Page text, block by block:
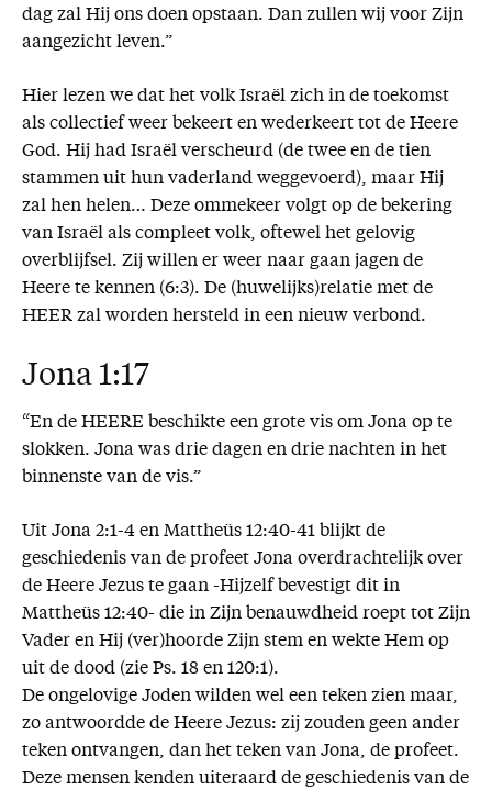
dag zal Hij ons doen opstaan. Dan zullen wij voor Zijn
aangezicht leven.”
Hier lezen we dat het volk Israël zich in de toekomst
als collectief weer bekeert en wederkeert tot de Heere
God. Hij had Israël verscheurd (de twee en de tien
stammen uit hun vaderland weggevoerd), maar Hij
zal hen helen… Deze ommekeer volgt op de bekering
van Israël als compleet volk, oftewel het gelovig
overblijfsel. Zij willen er weer naar gaan jagen de
Heere te kennen (6:3). De (huwelijks)relatie met de
HEER zal worden hersteld in een nieuw verbond.
Jona 1:17
“En de HEERE beschikte een grote vis om Jona op te
slokken. Jona was drie dagen en drie nachten in het
binnenste van de vis.”
Uit Jona 2:1-4 en Mattheüs 12:40-41 blijkt de
geschiedenis van de profeet Jona overdrachtelijk over
de Heere Jezus te gaan -Hijzelf bevestigt dit in
Mattheüs 12:40- die in Zijn benauwdheid roept tot Zijn
Vader en Hij (ver)hoorde Zijn stem en wekte Hem op
uit de dood (zie Ps. 18 en 120:1).
De ongelovige Joden wilden wel een teken zien maar,
zo antwoordde de Heere Jezus: zij zouden geen ander
teken ontvangen, dan het teken van Jona, de profeet.
Deze mensen kenden uiteraard de geschiedenis van de